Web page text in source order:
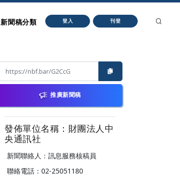
新聞稿分類 登入 刊登
推廣新聞稿
發佈單位名稱：財團法人中
央通訊社
新聞聯絡人：訊息服務核稿員
聯絡電話：02-25051180